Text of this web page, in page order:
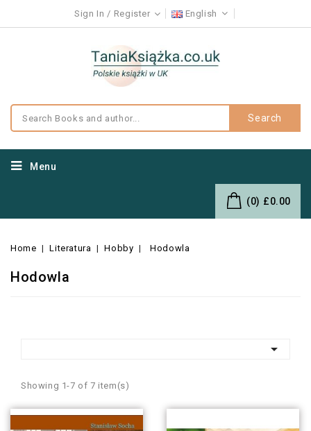
Sign In Register English
Search
Menu
(0) £0.00
Home Literatura Hobby Hodowla
Hodowla

Showing 1-7 of 7 item(s)